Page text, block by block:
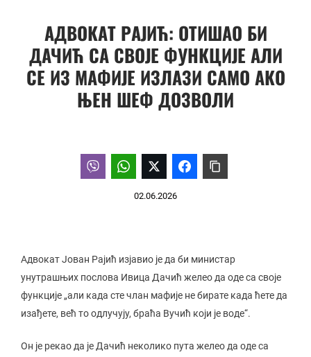
АДВОКАТ РАЈИЋ: ОТИШАО БИ
ДАЧИЋ СА СВОЈЕ ФУНКЦИЈЕ АЛИ
СЕ ИЗ МАФИЈЕ ИЗЛАЗИ САМО АКО
ЊЕН ШЕФ ДОЗВОЛИ
02.06.2026
Адвокат Јован Рајић изјавио је да би министар
унутрашњих послова Ивица Дачић желео да оде са своје
функције „али када сте члан мафије не бирате када ћете да
изађете, већ то одлучују, браћа Вучић који је воде“.
Он је рекао да је Дачић неколико пута желео да оде са